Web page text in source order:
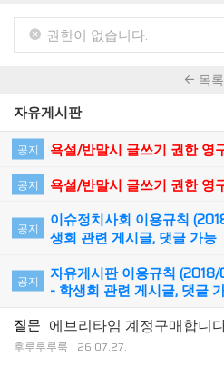
권한이 없습니다.
목록
자유게시판
공지 욕설/반말시 글쓰기 권한 영
공지 욕설/반말시 글쓰기 권한 영
공지
이슈정치사회 이용규칙
생회 관련 게시글, 댓글 가능
공지
자유게시판 이용규칙
- 학생회 관련 게시글, 댓글
질문 에브리타임 계정구매합니
후루루루룩 26.07.27.